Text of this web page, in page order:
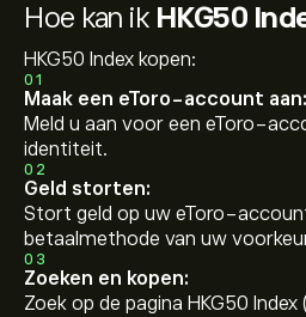
Hoe kan ik HKG50
HKG50 Index kopen:
01
Maak een eToro-account aan:
Meld u aan voor een eToro-
identiteit.
02
Geld storten:
Stort geld op uw eToro-
betaalmethode van uw
03
Zoeken en kopen:
Zoek op de pagina HKG50